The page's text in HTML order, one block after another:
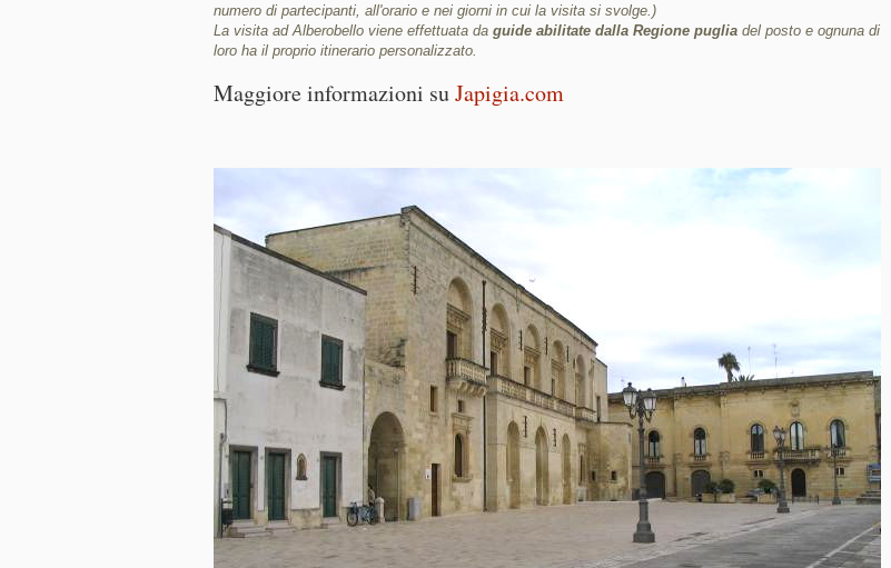
numero di partecipanti, all'orario e nei giorni in cui la visita si svolge.)
La visita ad Alberobello viene effettuata da guide abilitate dalla Regione puglia del posto e ognuna di
loro ha il proprio itinerario personalizzato.
Maggiore informazioni suJapigia.com